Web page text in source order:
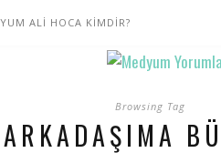
ALİ HOCA KİMDİR?
Browsing Tag
ARKADAŞIMA